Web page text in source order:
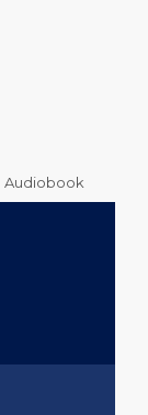
Audiobook